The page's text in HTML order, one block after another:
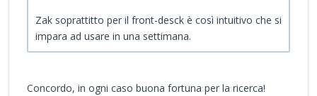
Zak soprattitto per il front-desck è così intuitivo che si
impara ad usare in una settimana.
Concordo, in ogni caso buona fortuna per la ricerca!